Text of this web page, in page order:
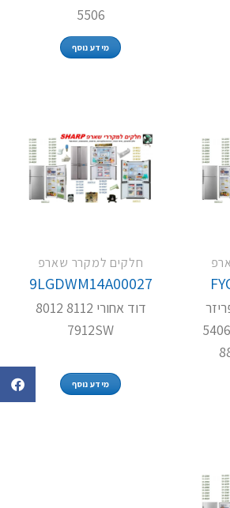
5506
מידע נוסף
5505 5503 5501 5406
חלקים למקרר שארפ
9LGDWM14A00027
דוד אחורי 8112 8012
7912SW
מידע נוסף